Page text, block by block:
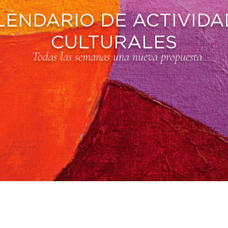
DE
CULTURALES
Todas las semanas una nueva propuesta